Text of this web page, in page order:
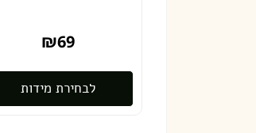
₪69
לבחירת מידות